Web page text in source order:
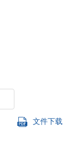
文件下载